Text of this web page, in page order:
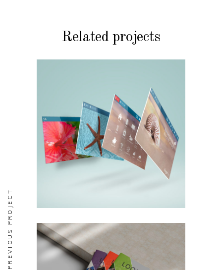
Related projects
BRANDING DESIGN
Écrans Tactiles
Aircalin
PREVIOUS PROJECT